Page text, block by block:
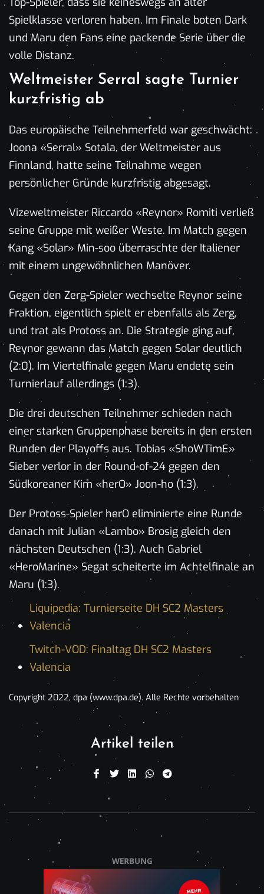
Spielklasse verloren haben. Im Finale boten Dark
und Maru den Fans eine packende Serie über die
volle Distanz.
Weltmeister Serral sagte Turnier
kurzfristig ab
Das europäische Teilnehmerfeld war geschwächt:
Joona «Serral» Sotala, der Weltmeister aus
Finnland, hatte seine Teilnahme wegen
persönlicher Gründe kurzfristig abgesagt.
Vizeweltmeister Riccardo «Reynor» Romiti verließ
seine Gruppe mit weißer Weste. Im Match gegen
Kang «Solar» Min-soo überraschte der Italiener
mit einem ungewöhnlichen Manöver.
Gegen den Zerg-Spieler wechselte Reynor seine
Fraktion, eigentlich spielt er ebenfalls als Zerg,
und trat als Protoss an. Die Strategie ging auf,
Reynor gewann das Match gegen Solar deutlich
(2:0). Im Viertelfinale gegen Maru endete sein
Turnierlauf allerdings (1:3).
Die drei deutschen Teilnehmer schieden nach
einer starken Gruppenphase bereits in den ersten
Runden der Playoffs aus. Tobias «ShoWTimE»
Sieber verlor in der Round-of-24 gegen den
Südkoreaner Kim «herO» Joon-ho (1:3).
Der Protoss-Spieler herO eliminierte eine Runde
danach mit Julian «Lambo» Brosig gleich den
nächsten Deutschen (1:3). Auch Gabriel
«HeroMarine» Segat scheiterte im Achtelfinale an
Maru (1:3).
Liquipedia: Turnierseite DH SC2 Masters
Valencia
Twitch-VOD: Finaltag DH SC2 Masters
Valencia
Copyright 2022, dpa (www.dpa.de). Alle Rechte vorbehalten
Artikel teilen